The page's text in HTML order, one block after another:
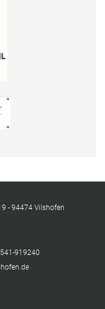
- 94474 Vilshofen
919240